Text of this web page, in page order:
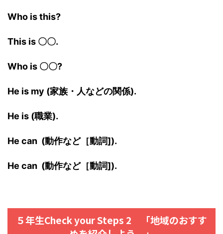
Who is this?
This is 〇〇.
Who is 〇〇?
He is my (家族・人などの関係).
He is (職業).
He can (動作など［動詞]).
He can (動作など［動詞]).
５年生Check your Steps 2 「地域のおすす